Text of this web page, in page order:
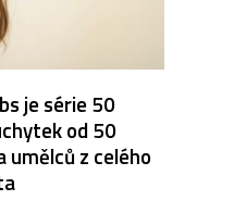
je série 50
od 50
umělců z celého